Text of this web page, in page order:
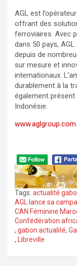
AGL est
offrant des
ferroviaires. Avec
dans 50 pays,
depuis de
sur mesure et
internationaux.
durablement à la
également
Indonésie.
www.aglgroup.com
Tags: actualité
AGL lance sa
CAN Féminine
Confédération
, gabon actualité,
, Libreville